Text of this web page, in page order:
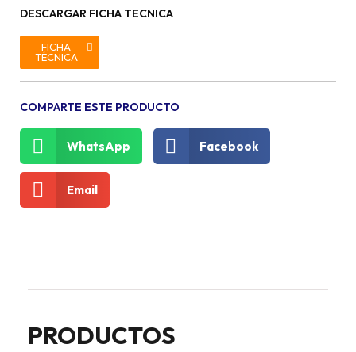
DESCARGAR FICHA TECNICA
FICHA
TÉCNICA
COMPARTE ESTE PRODUCTO
WhatsApp Facebook
Email
PRODUCTOS